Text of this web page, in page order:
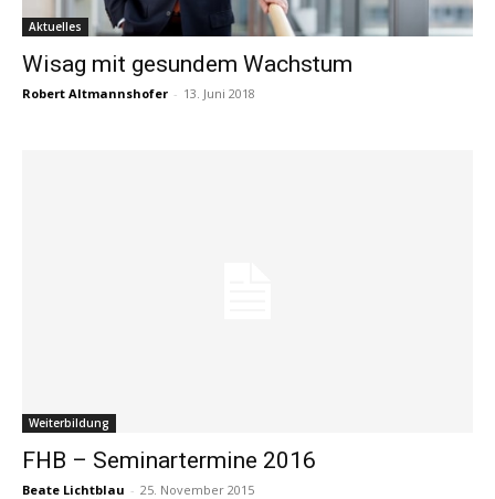
Aktuelles
Wisag mit gesundem Wachstum
Robert Altmannshofer - 13. Juni 2018
Weiterbildung
FHB – Seminartermine 2016
Beate Lichtblau - 25. November 2015